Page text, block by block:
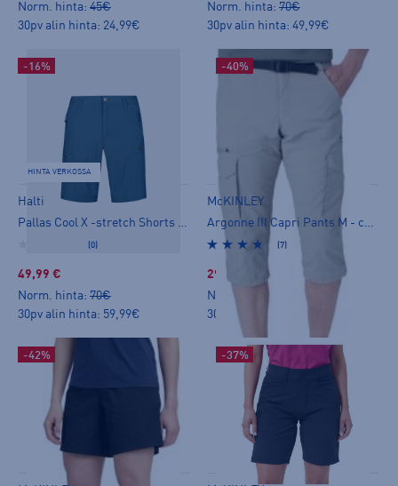
Norm. hinta: 45€
30pv alin hinta: 24,99€
Norm. hinta: 70€
30pv alin hinta: 49,99€
-16%
HINTA VERKOSSA
Halti
Pallas Cool X -stretch Shorts M - shortsit
(0)
49,99 €
Norm. hinta: 70€
30pv alin hinta: 59,99€
-40%
McKINLEY
Argonne III Capri Pants M - caprit
(7)
29,99 €
Norm. hinta:
54,90€
30pv alin hinta: 49,99€
-42% -37%